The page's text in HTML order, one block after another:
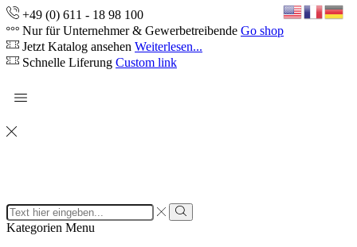
+49 (0) 611 - 18 98 100
Nur für Unternehmer & Gewerbetreibende Go shop
Jetzt Katalog ansehen Weiterlesen...
Schnelle Liferung Custom link
Search
input
Search
Kategorien Menu